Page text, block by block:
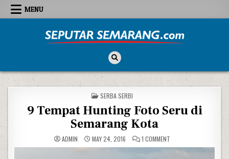
Skip to content
MENU
POSTED IN
SERBA SERBI
9 Tempat Hunting Foto Seru di
Semarang Kota
ADMIN MAY 24, 2016 1 COMMENTON 9 TEMPAT HUNTING